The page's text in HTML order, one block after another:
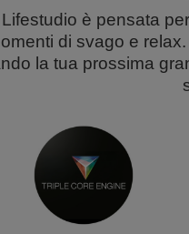
è pensata
di svago e
la tua prossima